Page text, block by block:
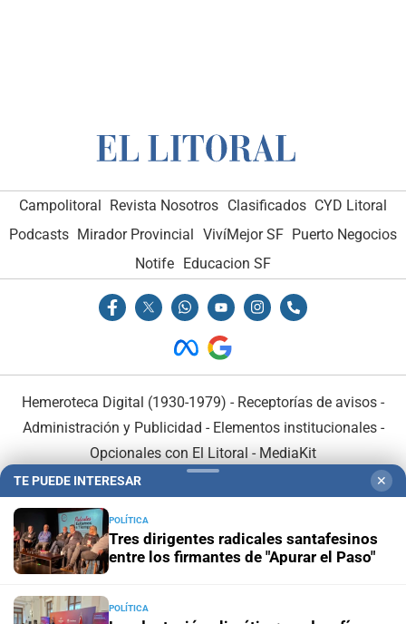
Campolitoral Revista Nosotros Clasificados CYD Litoral
Podcasts Mirador Provincial VivíMejor SF Puerto Negocios
Notife Educacion SF
Hemeroteca Digital (1930-1979) - Receptorías de avisos -
Administración y Publicidad - Elementos institucionales-
Opcionales con El Litoral - MediaKit
En Asociación con:
TE PUEDE INTERESAR ✕
POLÍTICA
Tres dirigentes radicales santafesinos
entre los firmantes de "Apurar el Paso"
POLÍTICA